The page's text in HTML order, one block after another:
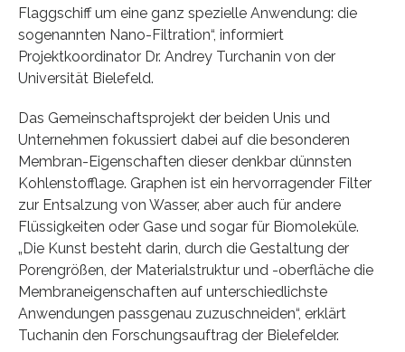
Flaggschiff um eine ganz spezielle Anwendung: die
sogenannten Nano-Filtration“, informiert
Projektkoordinator Dr. Andrey Turchanin von der
Universität Bielefeld.
Das Gemeinschaftsprojekt der beiden Unis und
Unternehmen fokussiert dabei auf die besonderen
Membran-Eigenschaften dieser denkbar dünnsten
Kohlenstofflage. Graphen ist ein hervorragender Filter
zur Entsalzung von Wasser, aber auch für andere
Flüssigkeiten oder Gase und sogar für Biomoleküle.
„Die Kunst besteht darin, durch die Gestaltung der
Porengrößen, der Materialstruktur und -oberfläche die
Membraneigenschaften auf unterschiedlichste
Anwendungen passgenau zuzuschneiden“, erklärt
Tuchanin den Forschungsauftrag der Bielefelder.